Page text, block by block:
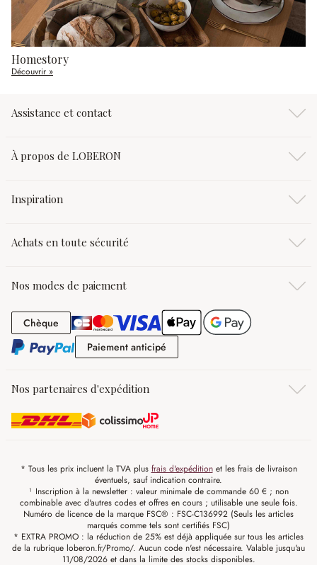
Homestory
Découvrir »
Assistance et contact
À propos de LOBERON
Inspiration
Achats en toute sécurité
Nos modes de paiement
Chèque Chèque
Paiement anticipé
Nos partenaires d'expédition
* Tous les prix incluent la TVA plus frais d'expéditionet les frais de livraison
éventuels, sauf indication contraire.
¹ Inscription à la newsletter : valeur minimale de commande 60 € ; non
combinable avec d'autres codes et offres en cours ; utilisable une seule fois.
Numéro de licence de la marque FSC® : FSC-C136992 (Seuls les articles
marqués comme tels sont certifiés FSC)
* EXTRA PROMO : la réduction de 25% est déjà appliquée sur tous les articles
de la rubrique loberon.fr/Promo/. Aucun code n'est nécessaire. Valable jusqu'au
11/08/2026 et dans la limite des stocks disponibles.